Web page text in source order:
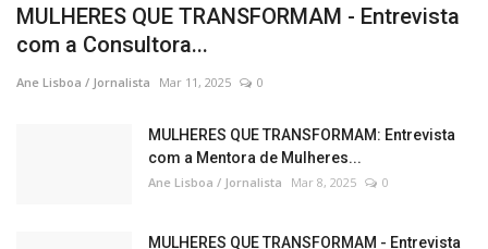
MULHERES QUE TRANSFORMAM - Entrevista
com a Consultora...
Ane Lisboa / Jornalista Mar 11, 2025 0
MULHERES QUE TRANSFORMAM: Entrevista
com a Mentora de Mulheres...
Ane Lisboa / Jornalista Mar 8, 2025 0
MULHERES QUE TRANSFORMAM - Entrevista